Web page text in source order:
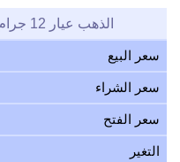
الذهب عيار 12 جرام
سعر البيع
سعر الشراء
سعر الفتح
التغير